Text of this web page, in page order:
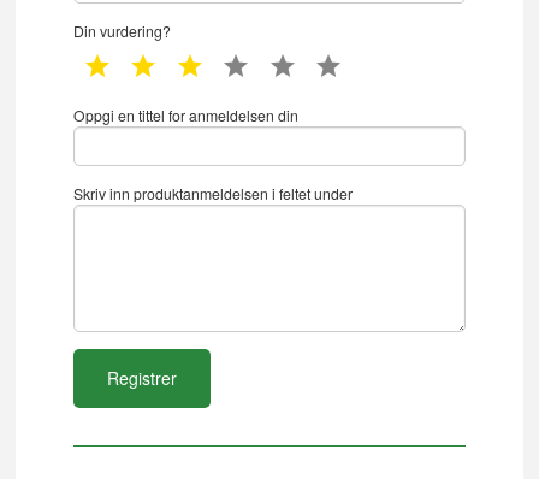
Din vurdering?
1 star 2 star 3 star 4 star 5 star
Oppgi en tittel for anmeldelsen din
Skriv inn produktanmeldelsen i feltet under